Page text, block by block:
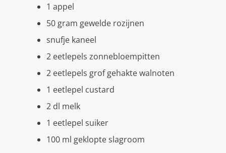
1 appel
50 gram gewelde rozijnen
snufje kaneel
2 eetlepels zonnebloempitten
2 eetlepels grof gehakte walnoten
1 eetlepel custard
2 dl melk
1 eetlepel suiker
100 ml geklopte slagroom